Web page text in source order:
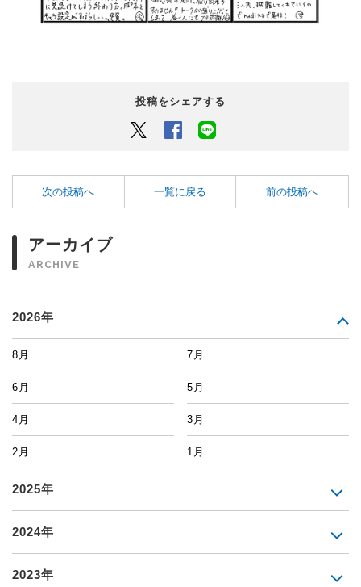
投稿をシェアする
Twitter Facebook
次の投稿へ 一覧に戻る 前の投稿へ
アーカイブ
ARCHIVE
2026年
8月 7月
6月 5月
4月 3月
2月 1月
2025年
2024年
2023年